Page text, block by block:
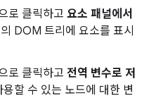
로 클릭하고 요소 패널에서
DOM 트리에 요소를 표시
로 클릭하고 전역 변수로 저
용할 수 있는 노드에 대한 변